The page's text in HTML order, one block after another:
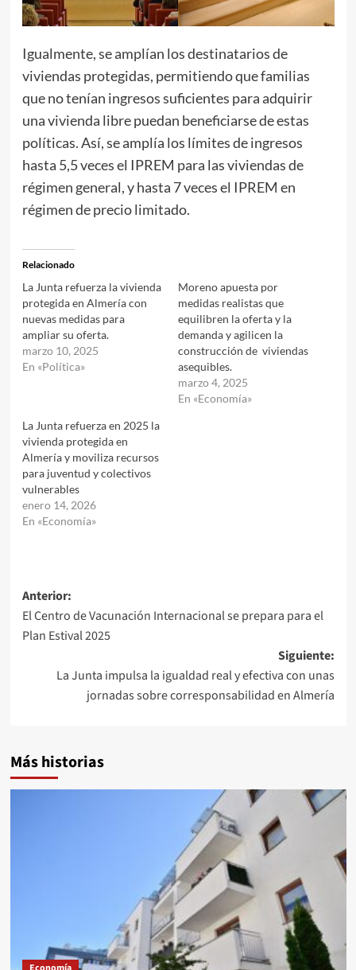
Igualmente, se amplían los destinatarios de
viviendas protegidas, permitiendo que familias
que no tenían ingresos suficientes para adquirir
una vivienda libre puedan beneficiarse de estas
políticas. Así, se amplía los límites de ingresos
hasta 5,5 veces el IPREM para las viviendas de
régimen general, y hasta 7 veces el IPREM en
régimen de precio limitado.
Relacionado
La Junta refuerza la vivienda
protegida en Almería con
nuevas medidas para
ampliar su oferta.
marzo 10, 2025
En «Política»
Moreno apuesta por
medidas realistas que
equilibren la oferta y la
demanda y agilicen la
construcción de viviendas
asequibles.
marzo 4, 2025
En «Economía»
La Junta refuerza en 2025 la
vivienda protegida en
Almería y moviliza recursos
para juventud y colectivos
vulnerables
enero 14, 2026
En «Economía»
Navegación
de
entradas
Anterior:
El Centro de Vacunación Internacional se prepara para el
Plan Estival 2025
Siguiente:
La Junta impulsa la igualdad real y efectiva con unas
jornadas sobre corresponsabilidad en Almería
Más historias